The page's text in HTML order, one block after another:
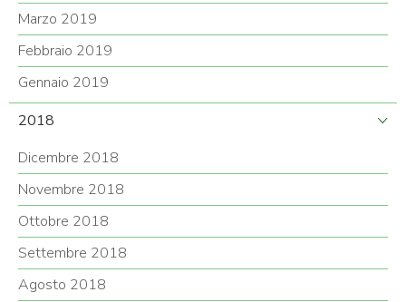
Marzo 2019
Febbraio 2019
Gennaio 2019
2018
Dicembre 2018
Novembre 2018
Ottobre 2018
Settembre 2018
Agosto 2018